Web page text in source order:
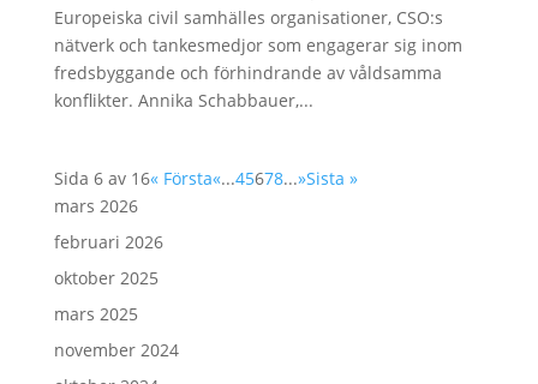
Europeiska civil samhälles organisationer, CSO:s
nätverk och tankesmedjor som engagerar sig inom
fredsbyggande och förhindrande av våldsamma
konflikter. Annika Schabbauer,...
Sida 6 av 16« Första«...45678...»Sista »
mars 2026
februari 2026
oktober 2025
mars 2025
november 2024